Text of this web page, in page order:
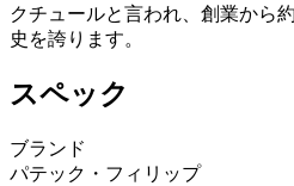
クチュールと言われ、創業から
史を誇ります。
スペック
ブランド
パテック・フィリップ